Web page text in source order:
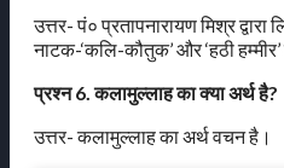
उत्तर- पं० प्रतापनारायण मिश्र द्वारा
नाटक-‘कलि-कौतुक’ और ‘हठी हम्मीर’
प्रश्न 6. कलामुल्लाह का क्या अर्थ है?
उत्तर- कलामुल्लाह का अर्थ वचन है।